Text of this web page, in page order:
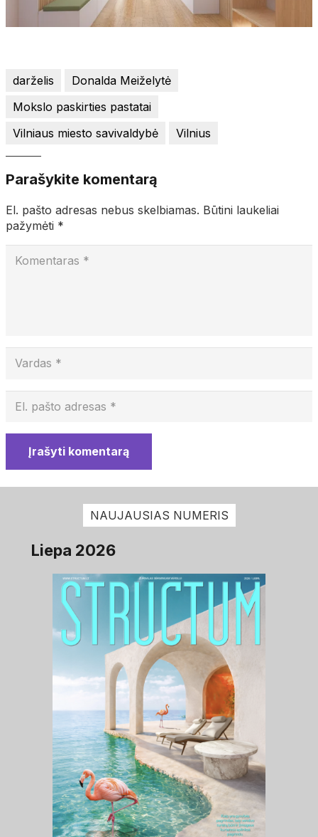
darželis
Donalda Meiželytė
Mokslo paskirties pastatai
Vilniaus miesto savivaldybė
Vilnius
Parašykite komentarą
El. pašto adresas nebus skelbiamas. Būtini laukeliai
pažymėti *
Įrašyti komentarą
NAUJAUSIAS NUMERIS
Liepa 2026